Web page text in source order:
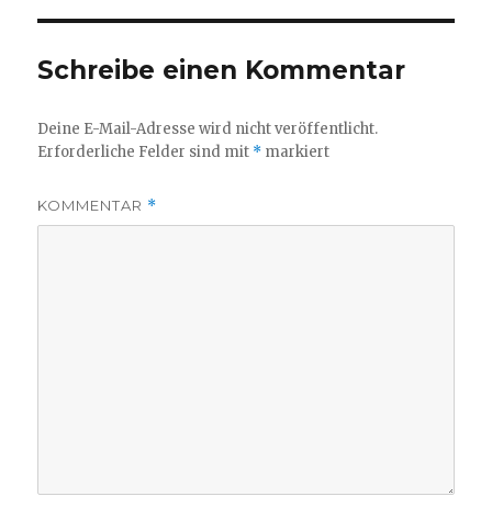
Schreibe einen Kommentar
Deine E-Mail-Adresse wird nicht veröffentlicht.
Erforderliche Felder sind mit * markiert
KOMMENTAR *